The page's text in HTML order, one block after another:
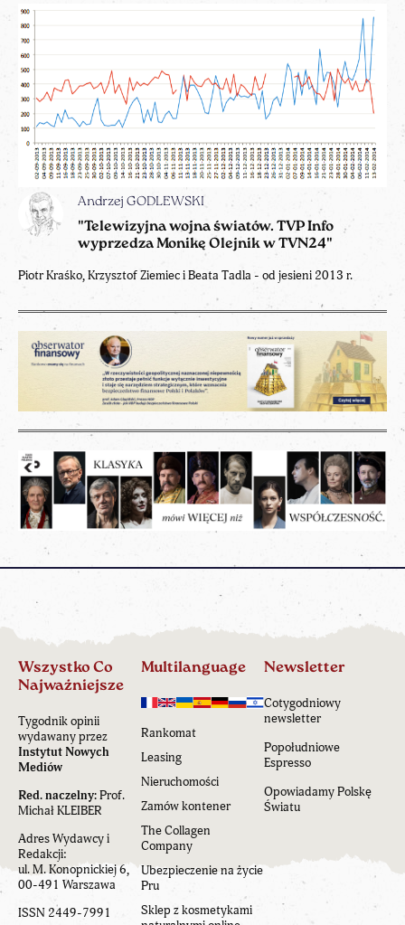
Andrzej GODLEWSKI
"Telewizyjna wojna światów. TVP Info
wyprzedza Monikę Olejnik w TVN24"
Piotr Kraśko, Krzysztof Ziemiec i Beata Tadla - od jesieni 2013 r.
Wszystko Co
Najważniejsze
Tygodnik opinii
wydawany przez
Instytut Nowych
Mediów
Red. naczelny:Prof.
Michał KLEIBER
Adres Wydawcy i
Redakcji:
ul. M. Konopnickiej 6,
00-491 Warszawa
ISSN 2449-7991
Multilanguage
Rankomat
Leasing
Nieruchomości
Zamów kontener
The Collagen
Company
Ubezpieczenie na życie
Pru
Sklep z kosmetykami
Newsletter
Cotygodniowy
newsletter
Popołudniowe
Espresso
Opowiadamy Polskę
Światu